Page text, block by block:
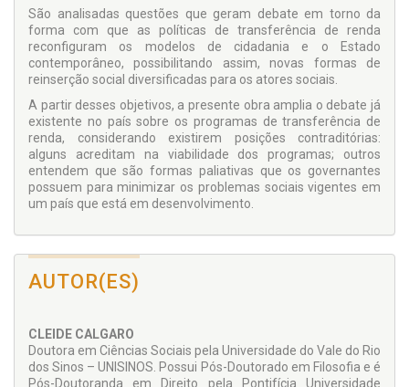
São analisadas questões que geram debate em torno da
forma com que as políticas de transferência de renda
reconfiguram os modelos de cidadania e o Estado
contemporâneo, possibilitando assim, novas formas de
reinserção social diversificadas para os atores sociais.
A partir desses objetivos, a presente obra amplia o debate já
existente no país sobre os programas de transferência de
renda, considerando existirem posições contraditórias:
alguns acreditam na viabilidade dos programas; outros
entendem que são formas paliativas que os governantes
possuem para minimizar os problemas sociais vigentes em
um país que está em desenvolvimento.
AUTOR(ES)
CLEIDE CALGARO
Doutora em Ciências Sociais pela Universidade do Vale do Rio
dos Sinos – UNISINOS. Possui Pós-Doutorado em Filosofia e é
Pós-Doutoranda em Direito pela Pontifícia Universidade